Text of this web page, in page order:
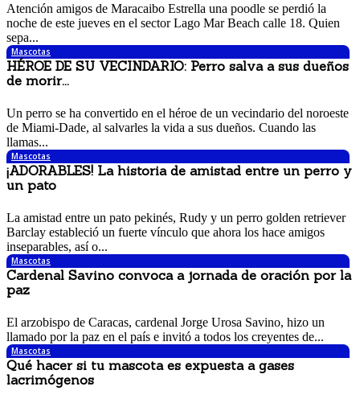
Atención amigos de Maracaibo Estrella una poodle se perdió la
noche de este jueves en el sector Lago Mar Beach calle 18. Quien
sepa...
Mascotas
HÉROE DE SU VECINDARIO: Perro salva a sus dueños
de morir...
Un perro se ha convertido en el héroe de un vecindario del noroeste
de Miami-Dade, al salvarles la vida a sus dueños. Cuando las
llamas...
Mascotas
¡ADORABLES! La historia de amistad entre un perro y
un pato
La amistad entre un pato pekinés, Rudy y un perro golden retriever
Barclay estableció un fuerte vínculo que ahora los hace amigos
inseparables, así o...
Mascotas
Cardenal Savino convoca a jornada de oración por la
paz
El arzobispo de Caracas, cardenal Jorge Urosa Savino, hizo un
llamado por la paz en el país e invitó a todos los creyentes de...
Mascotas
Qué hacer si tu mascota es expuesta a gases
lacrimógenos